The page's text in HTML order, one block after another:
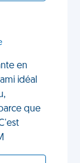
en
idéal
que